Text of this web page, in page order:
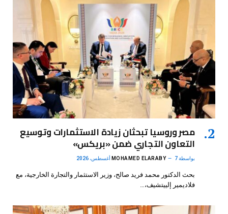
مصر وروسيا تبحثان زيادة الاستثمارات وتوسيع
التعاون التجاري ضمن «بريكس»
بواسطة MOHAMED ELARABY 7 أغسطس، 2026
بحث الدكتور محمد فريد صالح، وزير الاستثمار والتجارة الخارجية، مع
فلاديمير إلييتشيف،…